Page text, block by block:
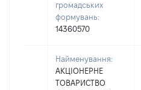
громадських
формувань:
14360570
Найменування:
АКЦІОНЕРНЕ
ТОВАРИСТВО